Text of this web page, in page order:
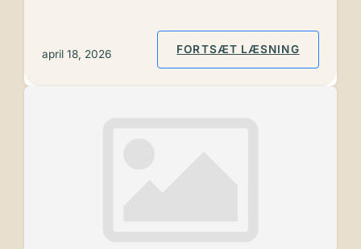
april 18, 2026 FORTSÆT LÆSNING: